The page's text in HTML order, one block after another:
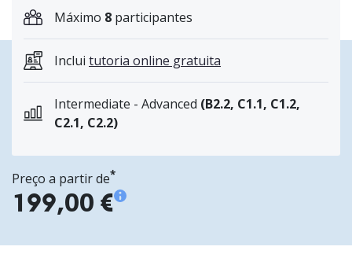
Máximo 8 participantes
Inclui tutoria online gratuita
Intermediate - Advanced (B2.2, C1.1, C1.2,
C2.1, C2.2)
Preço a partir de*
199,00 €